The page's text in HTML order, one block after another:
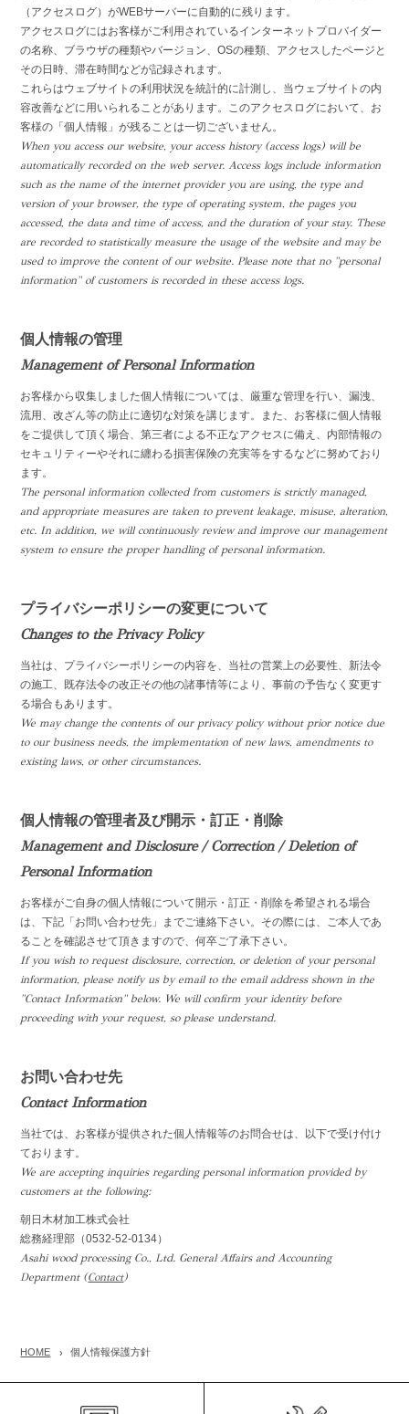
（アクセスログ）がWEBサーバーに自動的に残ります。
アクセスログにはお客様がご利用されているインターネットプロバイダー
の名称、ブラウザの種類やバージョン、OSの種類、アクセスしたページと
その日時、滞在時間などが記録されます。
これらはウェブサイトの利用状況を統計的に計測し、当ウェブサイトの内
容改善などに用いられることがあります。このアクセスログにおいて、お
客様の「個人情報」が残ることは一切ございません。
When you access our website, your access history (access logs) will be
automatically recorded on the web server. Access logs include information
such as the name of the internet provider you are using, the type and
version of your browser, the type of operating system, the pages you
accessed, the data and time of access, and the duration of your stay. These
are recorded to statistically measure the usage of the website and may be
used to improve the content of our website. Please note that no "personal
information" of customers is recorded in these access logs.
個人情報の管理
Management of Personal Information
お客様から収集しました個人情報については、厳重な管理を行い、漏洩、
流用、改ざん等の防止に適切な対策を講じます。また、お客様に個人情報
をご提供して頂く場合、第三者による不正なアクセスに備え、内部情報の
セキュリティーやそれに纏わる損害保険の充実等をするなどに努めており
ます。
The personal information collected from customers is strictly managed,
and appropriate measures are taken to prevent leakage, misuse, alteration,
etc. In addition, we will continuously review and improve our management
system to ensure the proper handling of personal information.
プライバシーポリシーの変更について
Changes to the Privacy Policy
当社は、プライバシーポリシーの内容を、当社の営業上の必要性、新法令
の施工、既存法令の改正その他の諸事情等により、事前の予告なく変更す
る場合もあります。
We may change the contents of our privacy policy without prior notice due
to our business needs, the implementation of new laws, amendments to
existing laws, or other circumstances.
個人情報の管理者及び開示・訂正・削除
Management and Disclosure / Correction / Deletion of
Personal Information
お客様がご自身の個人情報について開示・訂正・削除を希望される場合
は、下記「お問い合わせ先」までご連絡下さい。その際には、ご本人であ
ることを確認させて頂きますので、何卒ご了承下さい。
If you wish to request disclosure, correction, or deletion of your personal
information, please notify us by email to the email address shown in the
"Contact Information" below. We will confirm your identity before
proceeding with your request, so please understand.
お問い合わせ先
Contact Information
当社では、お客様が提供された個人情報等のお問合せは、以下で受け付け
ております。
We are accepting inquiries regarding personal information provided by
customers at the following:
朝日木材加工株式会社
総務経理部（0532-52-0134）
Asahi wood processing Co., Ltd. General Affairs and Accounting
Department (Contact)
HOME 個人情報保護方針